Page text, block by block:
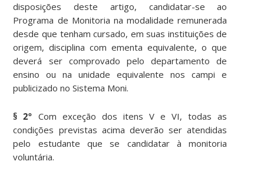
disposições deste artigo, candidatar-se ao
Programa de Monitoria na modalidade remunerada
desde que tenham cursado, em suas instituições de
origem, disciplina com ementa equivalente, o que
deverá ser comprovado pelo departamento de
ensino ou na unidade equivalente nos campi e
publicizado no Sistema Moni.
§ 2º Com exceção dos itens V e VI, todas as
condições previstas acima deverão ser atendidas
pelo estudante que se candidatar à monitoria
voluntária.